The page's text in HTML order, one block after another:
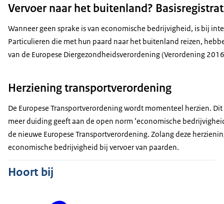
Vervoer naar het buitenland?
Wanneer geen sprake is van economische bedrijvigheid, is bij
Particulieren die met hun paard naar het buitenland reizen,
van de Europese Diergezondheidsverordening (Verordening
Herziening transportverordening
De Europese Transportverordening wordt momenteel herzien.
meer duiding geeft aan de open norm ‘economische
de nieuwe Europese Transportverordening. Zolang deze
economische bedrijvigheid bij vervoer van paarden.
Hoort bij